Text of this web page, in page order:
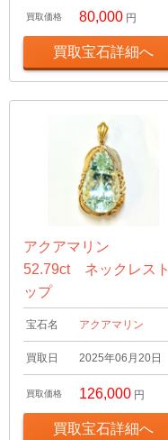
買取価格 80,000 円
買取宝石詳細へ
アクアマリン
52.79ct ネックレスト
ップ
宝石名 アクアマリン
買取日 2025年06月20日
買取価格 126,000 円
買取宝石詳細へ